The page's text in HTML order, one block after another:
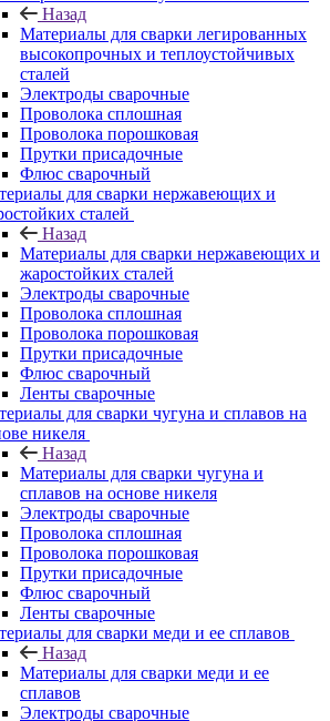
Назад
Материалы для сварки легированных
высокопрочных и теплоустойчивых
сталей
Электроды сварочные
Проволока сплошная
Проволока порошковая
Прутки присадочные
Флюс сварочный
для сварки нержавеющих и
сталей
Назад
Материалы для сварки нержавеющих и
жаростойких сталей
Электроды сварочные
Проволока сплошная
Проволока порошковая
Прутки присадочные
Флюс сварочный
Ленты сварочные
для сварки чугуна и сплавов на
никеля
Назад
Материалы для сварки чугуна и
сплавов на основе никеля
Электроды сварочные
Проволока сплошная
Проволока порошковая
Прутки присадочные
Флюс сварочный
Ленты сварочные
для сварки меди и ее сплавов
Назад
Материалы для сварки меди и ее
сплавов
Электроды сварочные